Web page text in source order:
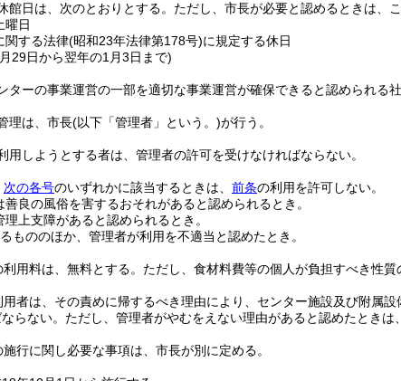
館日は、次のとおりとする。 ただし、市長が必要と認めるときは、
曜日
関する法律(昭和23年法律第178号)に規定する休日
29日から翌年の1月3日まで)
ターの事業運営の一部を適切な事業運営が確保できると認められる
理は、市長(以下「管理者」という。)が行う。
用しようとする者は、管理者の許可を受けなければならない。
次の各号のいずれかに該当するときは、 前条の利用を許可しない。
善良の風俗を害するおそれがあると認められるとき。
理上支障があると認められるとき。
もののほか、管理者が利用を不適当と認めたとき。
用料は、無料とする。 ただし、食材料費等の個人が負担すべき性質
用者は、その責めに帰するべき理由により、センター施設及び附属
らない。 ただし、管理者がやむをえない理由があると認めたときは
施行に関し必要な事項は、市長が別に定める。